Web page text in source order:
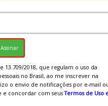
13.709/2018, que regulam o uso da
no Brasil, ao me inscrever na
o envio de notificações por e-mail
e concordar com seusTermos de Uso